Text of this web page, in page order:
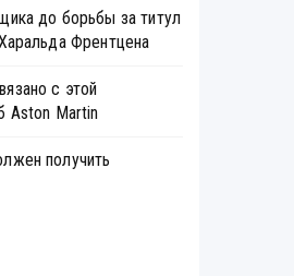
до борьбы за титул
Френтцена
с этой
Aston Martin
получить